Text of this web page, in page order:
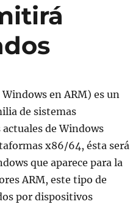
en ARM) es un
de sistemas
de Windows
x86/64, ésta será
que aparece para la
ARM, este tipo de
por dispositivos